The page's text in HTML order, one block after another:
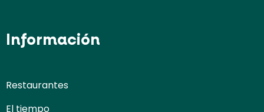
Información
Restaurantes
El tiempo